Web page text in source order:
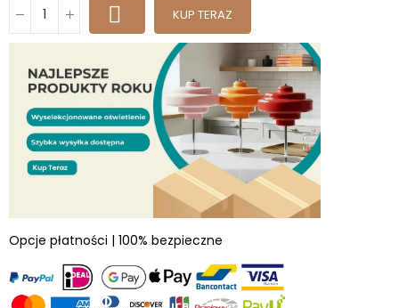
KUP TERAZ
Opcje płatności | 100% bezpieczne